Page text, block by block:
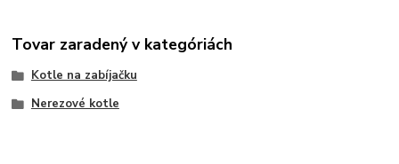
Tovar zaradený v kategóriách
Kotle na zabíjačku
Nerezové kotle